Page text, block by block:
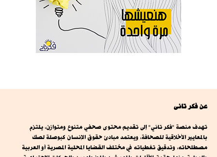
عن فكر تانى
تهدف منصة "فكر تاني" إلى تقديم محتوى صحفي متنوع ومتوازن، يلتزم
بالمعايير الأخلاقية للصحافة، ويعتمد مبادئ حقوق الإنسان كبوصلة لصك
مصطلحاته، وتدقيق تغطياته في مختلف القضايا المحلية المصرية أو العربية